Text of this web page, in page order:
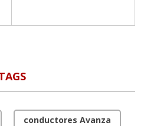
conductores Avanza